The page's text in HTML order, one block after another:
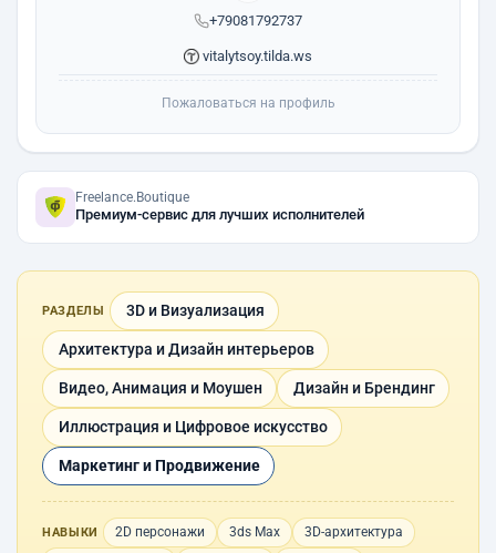
+79081792737
vitalytsoy.tilda.ws
Пожаловаться на профиль
Freelance.Boutique
Премиум-сервис для лучших исполнителей
РАЗДЕЛЫ 3D и Визуализация
Архитектура и Дизайн интерьеров
Видео, Анимация и Моушен Дизайн и Брендинг
Иллюстрация и Цифровое искусство
Маркетинг и Продвижение
НАВЫКИ 2D персонажи 3ds Max
3D-архитектура